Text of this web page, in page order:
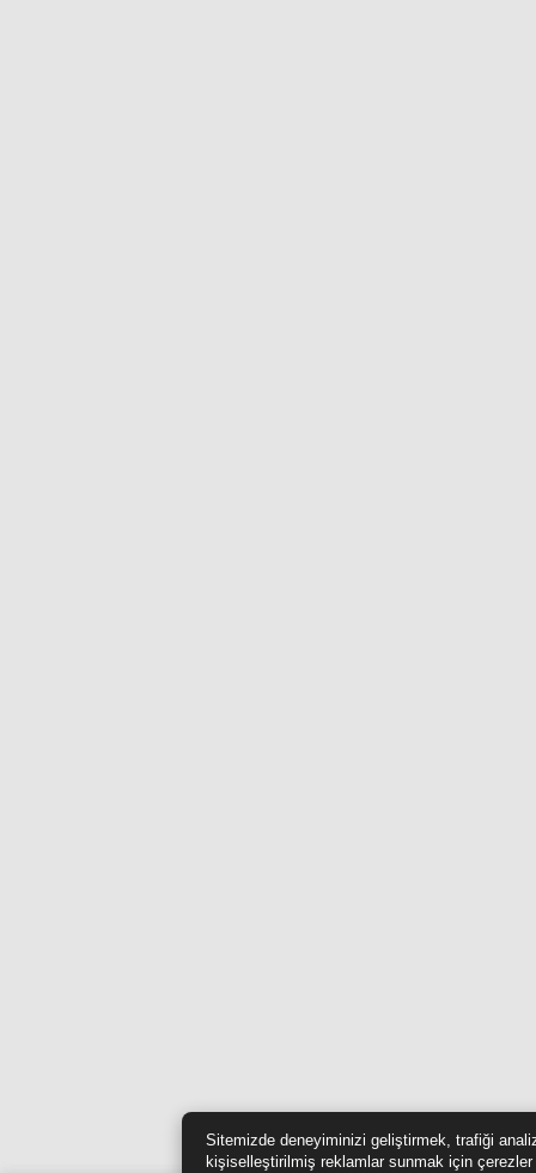
Sitemizde deneyiminizi geliştirmek, trafiği
kişiselleştirilmiş reklamlar sunmak için